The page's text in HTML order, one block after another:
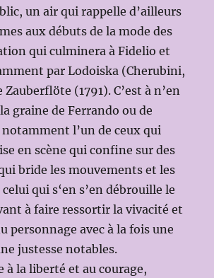
un air qui rappelle d’ailleurs
aux débuts de la mode des
qui culminera à Fidelio et
par Lodoiska (Cherubini,
Zauberflöte (1791). C’est à n’en
graine de Ferrando ou de
notamment l’un de ceux qui
en scène qui confine sur des
bride les mouvements et les
qui s‘en s’en débrouille le
à faire ressortir la vivacité et
personnage avec à la fois une
justesse notables.
à la liberté et au courage,